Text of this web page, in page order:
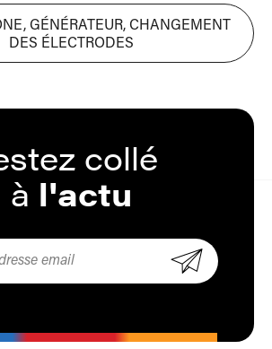
GÉNÉRATEUR, CHANGEMENT
DES ÉLECTRODES
collé
à l'actu